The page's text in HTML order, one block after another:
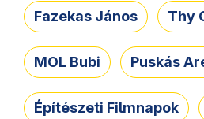
Fazekas János Thy
MOL Bubi Puskás
Építészeti Filmnapok